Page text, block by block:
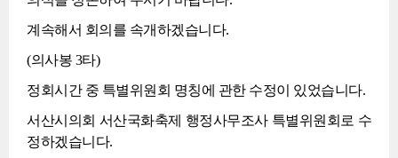
계속해서 회의를 속개하겠습니다.
(의사봉 3타)
정회시간 중 특별위원회 명칭에 관한 수정이 있었습니다.
서산시의회 서산국화축제 행정사무조사 특별위원회로 수
정하겠습니다.